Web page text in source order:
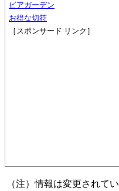
ビアガーデン
お得な切符
［スポンサード リンク］
（注）情報は変更されて